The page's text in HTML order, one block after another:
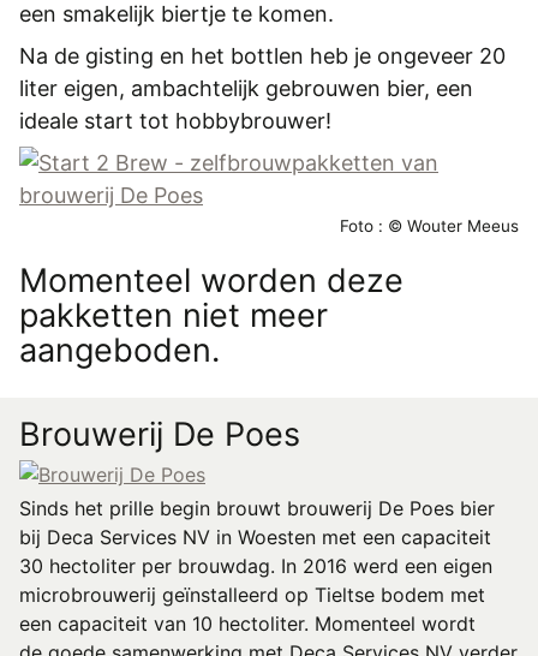
een smakelijk biertje te komen.
Na de gisting en het bottlen heb je ongeveer 20
liter eigen, ambachtelijk gebrouwen bier, een
ideale start tot hobbybrouwer!
Foto : © Wouter Meeus
Momenteel worden deze
pakketten niet meer
aangeboden.
Brouwerij De Poes
Sinds het prille begin brouwt brouwerij De Poes bier
bij Deca Services NV in Woesten met een capaciteit
30 hectoliter per brouwdag. In 2016 werd een eigen
microbrouwerij geïnstalleerd op Tieltse bodem met
een capaciteit van 10 hectoliter. Momenteel wordt